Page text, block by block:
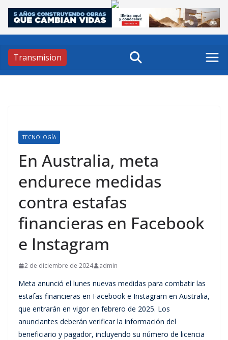
Skip
content
Transmision
TECNOLOGÍA
En Australia, meta
endurece medidas
contra estafas
financieras en Facebook
e Instagram
2 de diciembre de 2024 admin
Meta anunció el lunes nuevas medidas para combatir las
estafas financieras en Facebook e Instagram en Australia,
que entrarán en vigor en febrero de 2025. Los
anunciantes deberán verificar la información del
beneficiario y pagador, incluyendo su número de licencia